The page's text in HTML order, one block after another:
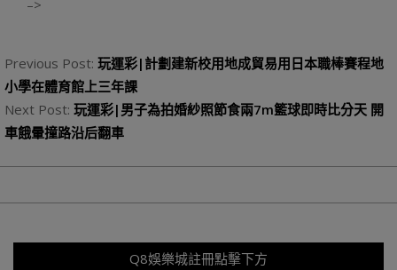
–>
09-
02
Previous Post: 玩運彩|計劃建新校用地成貿易用日本職棒賽程地
小學在體育館上三年課
Next Post: 玩運彩|男子為拍婚紗照節食兩7m籃球即時比分天 開
車餓暈撞路沿后翻車
Q8娛樂城註冊點擊下方